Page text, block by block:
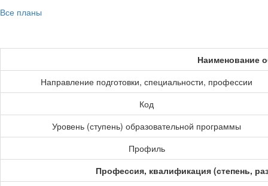
Все планы
Наименование
Направление подготовки, специальности, профессии
Код
Уровень (ступень) образовательной программы
Профиль
Профессия, квалификация (степень,